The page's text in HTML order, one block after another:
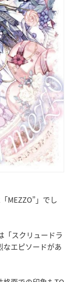
MEZZO”」でし
「スクリュードラ
なエピソードがあ